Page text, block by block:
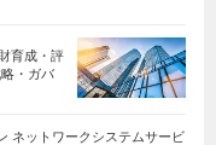
育成・評
・ガバ
ネットワークシステムサービ